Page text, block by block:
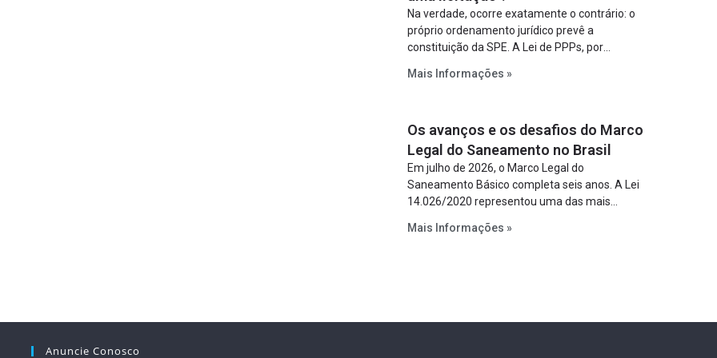
Na verdade, ocorre exatamente o contrário: o
próprio ordenamento jurídico prevê a
constituição da SPE. A Lei de PPPs, por
constitua uma SPE para implantar e gerir o
Lei de Concessões, a figura é facultativa e
sujeita a uma escolha racional de projeto a
projeto.
Mais Informações »
Os avanços e os desafios do Marco
Legal do Saneamento no Brasil
Em julho de 2026, o Marco Legal do
Saneamento Básico completa seis anos. A Lei
14.026/2020 representou uma das mais
estabelecer metas claras para a
mecanismos voltados à segurança jurídica dos
Mais Informações »
Anuncie Conosco